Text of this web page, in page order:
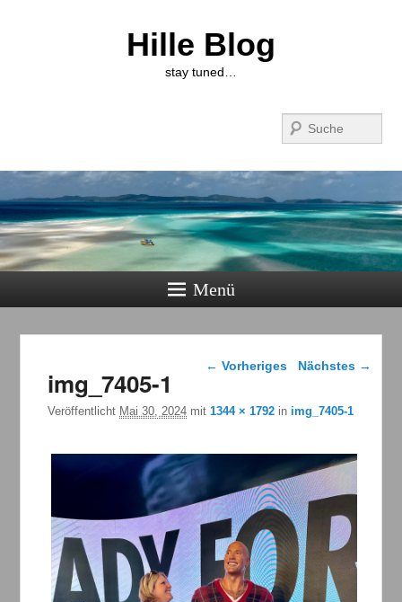
Hille Blog
stay tuned…
Menü
Bilder-Navigation
← Vorheriges Nächstes →
img_7405-1
Veröffentlicht Mai 30, 2024 mit1344 × 1792 in img_7405-1